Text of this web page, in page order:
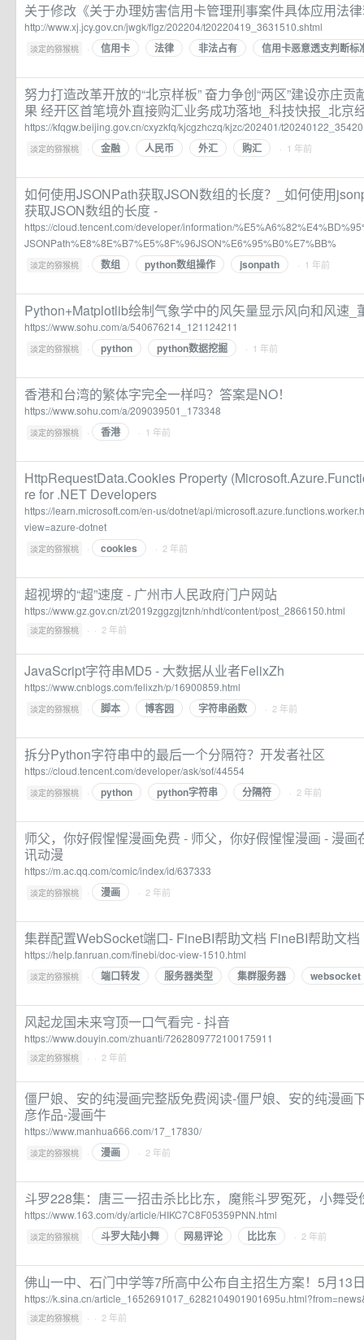
关于修改《关于办理妨害信用卡管理刑事案件具体应用法
http://www.xj.jcy.gov.cn/jwgk/flgz/202204/t20220419_3631510.shtml
淡定的猕猴桃 · 信用卡 法律 非法占有 信用卡恶意透支判断标
努力打造改革开放的“北京样板” 奋力争创“两区”建设亦庄贡
果 经开区首笔境外直接购汇业务成功落地_科技快报_北京
https://kfqgw.beijing.gov.cn/cxyzkfq/kjcgzhczq/kjzc/202401/
淡定的猕猴桃 · 金融 人民币 外汇 购汇 · 1 年前
如何使用JSONPath获取JSON数组的长度？_如何使用
获取JSON数组的长度 -
https://cloud.tencent.com/developer/information/
JSONPath%E8%8E%B7%E5%8F%96JSON%E6%95%B0%E7%BB%
淡定的猕猴桃 · 数组 python数组操作 jsonpath · 1 年前
Python+Matplotlib绘制气象学中的风矢量显示风向和风速_
https://www.sohu.com/a/540676214_121124211
淡定的猕猴桃 · python python数据挖掘 · 1 年前
香港和台湾的繁体字完全一样吗？答案是NO！
https://www.sohu.com/a/209039501_173348
淡定的猕猴桃 · 香港 · 1 年前
HttpRequestData.Cookies Property
re for .NET Developers
https://learn.microsoft.com/en-us/dotnet/api/
view=azure-dotnet
淡定的猕猴桃 · cookies · 2 年前
超视堺的“超”速度 - 广州市人民政府门户网站
https://www.gz.gov.cn/zt/2019zggzgjtznh/nhdt/content/post_2866150.html
淡定的猕猴桃 · · 2 年前
JavaScript字符串MD5 - 大数据从业者FelixZh
https://www.cnblogs.com/felixzh/p/16900859.html
淡定的猕猴桃 · 脚本 博客园 字符串函数 · 2 年前
拆分Python字符串中的最后一个分隔符？开发者社区
https://cloud.tencent.com/developer/ask/sof/44554
淡定的猕猴桃 · python python字符串 分隔符 · 2 年前
师父，你好假惺惺漫画免费 - 师父，你好假惺惺漫画 - 漫画
讯动漫
https://m.ac.qq.com/comic/index/id/637333
淡定的猕猴桃 · 漫画 · 2 年前
集群配置WebSocket端口- FineBI帮助文档 FineBI帮助文档
https://help.fanruan.com/finebi/doc-view-1510.html
淡定的猕猴桃 · 端口转发 服务器类型 集群服务器 websocket
风起龙国未来穹顶一口气看完 - 抖音
https://www.douyin.com/zhuanti/7262809772100175911
淡定的猕猴桃 · · 2 年前
僵尸娘、安的纯漫画完整版免费阅读-僵尸娘、安的纯漫画
彦作品-漫画牛
https://www.manhua666.com/17_17830/
淡定的猕猴桃 · 漫画 · 2 年前
斗罗228集：唐三一招击杀比比东，魔熊斗罗冤死，小舞受
https://www.163.com/dy/article/HIKC7C8F05359PNN.html
淡定的猕猴桃 · 斗罗大陆小舞 网易评论 比比东 · 2 年前
佛山一中、石门中学等7所高中公布自主招生方案！5月13
https://k.sina.cn/
淡定的猕猴桃 · · 2 年前